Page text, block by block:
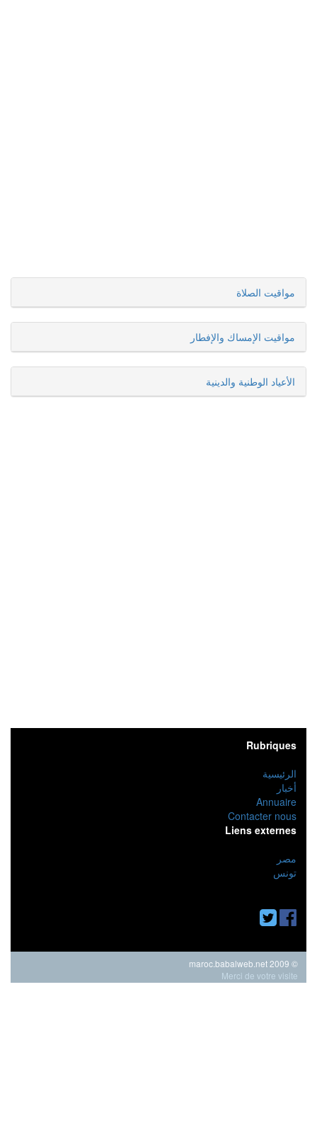
مواقيت الصلاة
مواقيت الإمساك والإفطار
الأعياد الوطنية والدينية
Rubriques
الرئيسية
أخبار
Annuaire
Contacter nous
Liens externes
مصر
تونس
Merci de votre visite